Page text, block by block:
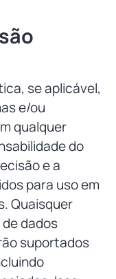
se aplicável,
e/ou
qualquer
do
e a
para uso em
Quaisquer
dados
suportados